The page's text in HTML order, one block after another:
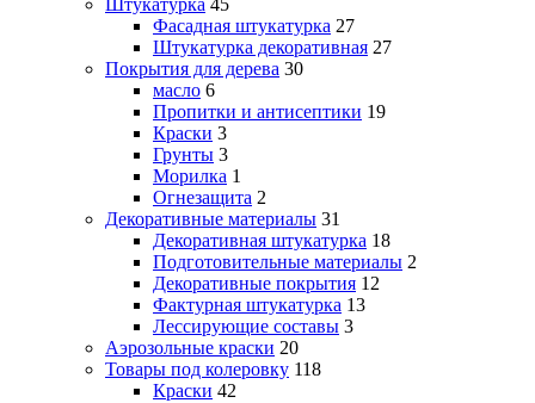
Штукатурка 45
Фасадная штукатурка 27
Штукатурка декоративная 27
Покрытия для дерева 30
масло 6
Пропитки и антисептики 19
Краски 3
Грунты 3
Морилка 1
Огнезащита 2
Декоративные материалы 31
Декоративная штукатурка 18
Подготовительные материалы 2
Декоративные покрытия 12
Фактурная штукатурка 13
Лессирующие составы 3
Аэрозольные краски 20
Товары под колеровку 118
Краски 42